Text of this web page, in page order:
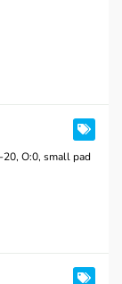
20, O:0, small pad